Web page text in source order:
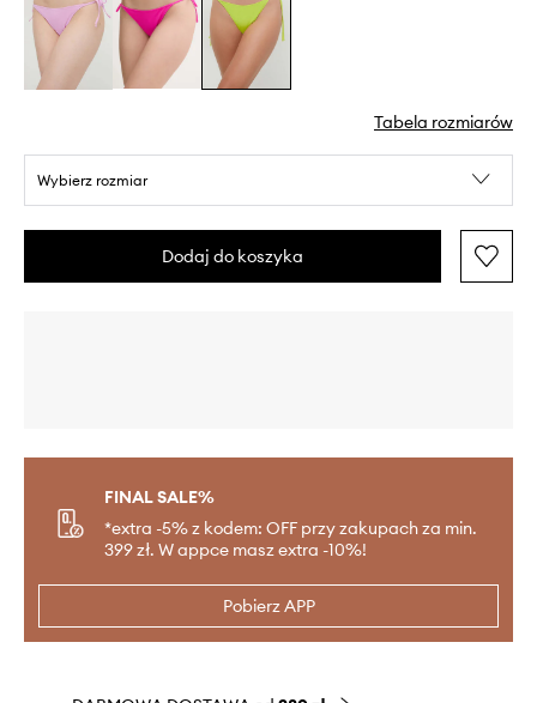
Tabela rozmiarów
Wybierz rozmiar
Dodaj do koszyka
FINAL SALE%
*extra -5% z kodem: OFF przy zakupach za min.
399 zł. W appce masz extra -10%!
Pobierz APP